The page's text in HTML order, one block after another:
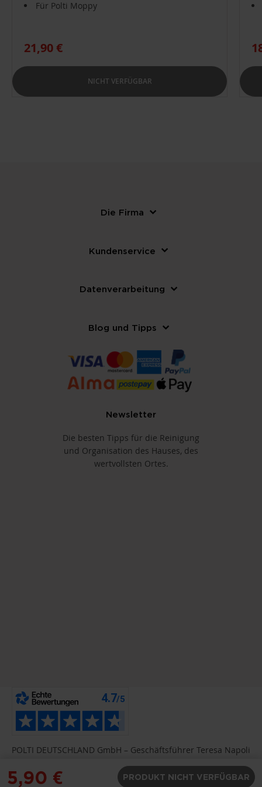
Für Polti Moppy
21,90 €
NICHT VERFÜGBAR
Die Firma
Kundenservice
Datenverarbeitung
Blog und Tipps
Newsletter
Die besten Tipps für die Reinigung
und Organisation des Hauses, des
wertvollsten Ortes.
POLTI DEUTSCHLAND GmbH – Geschäftsführer Teresa Napoli
DE 812239542, Handelsregistereintrag: HRB 45634
5,90 € PRODUKT NICHT VERFÜGBAR